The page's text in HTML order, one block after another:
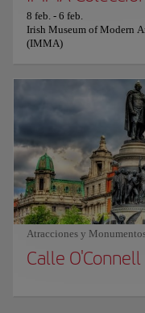
8 feb. - 6 feb.
Irish Museum of Modern
(IMMA)
Atracciones y
Calle O'Connell